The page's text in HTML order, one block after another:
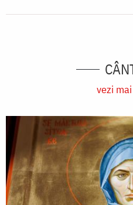
vezi